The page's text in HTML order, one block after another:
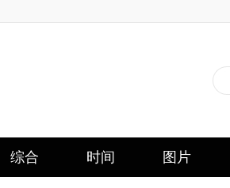
综合 时间 图片